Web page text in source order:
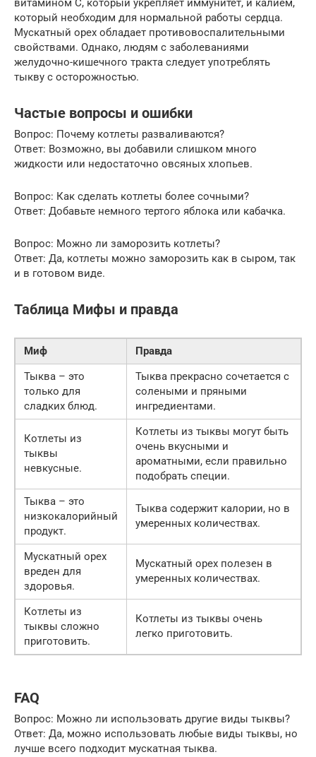
витамином С, который укрепляет иммунитет, и калием,
который необходим для нормальной работы сердца.
Мускатный орех обладает противовоспалительными
свойствами. Однако, людям с заболеваниями
желудочно-кишечного тракта следует употреблять
тыкву с осторожностью.
Частые вопросы и ошибки
Вопрос: Почему котлеты разваливаются?
Ответ: Возможно, вы добавили слишком много
жидкости или недостаточно овсяных хлопьев.
Вопрос: Как сделать котлеты более сочными?
Ответ: Добавьте немного тертого яблока или кабачка.
Вопрос: Можно ли заморозить котлеты?
Ответ: Да, котлеты можно заморозить как в сыром, так
и в готовом виде.
Таблица Мифы и правда
Миф
Правда
Тыква – это
только для
сладких блюд.
Тыква прекрасно сочетается с
солеными и пряными
ингредиентами.
Котлеты из
тыквы
невкусные.
Котлеты из тыквы могут быть
очень вкусными и
ароматными, если правильно
подобрать специи.
Тыква – это
низкокалорийный
продукт.
Тыква содержит калории, но в
умеренных количествах.
Мускатный орех
вреден для
здоровья.
Мускатный орех полезен в
умеренных количествах.
Котлеты из
тыквы сложно
приготовить.
Котлеты из тыквы очень
легко приготовить.
FAQ
Вопрос: Можно ли использовать другие виды тыквы?
Ответ: Да, можно использовать любые виды тыквы, но
лучше всего подходит мускатная тыква.